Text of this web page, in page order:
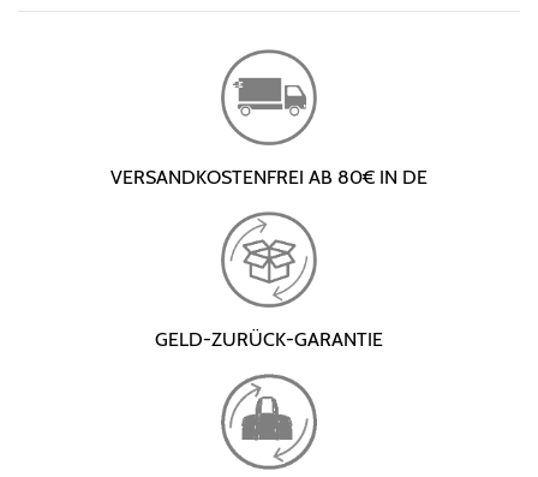
VERSANDKOSTENFREI AB 80€ IN DE
GELD-ZURÜCK-GARANTIE